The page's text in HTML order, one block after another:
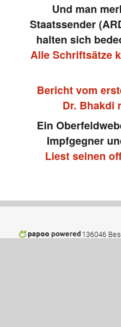
Und man
Staatssender
halten sich
Alle Schriftsätze
Bericht vom
Dr. Bhakdi
Ein
Impfgegner
Liest seinen
136046